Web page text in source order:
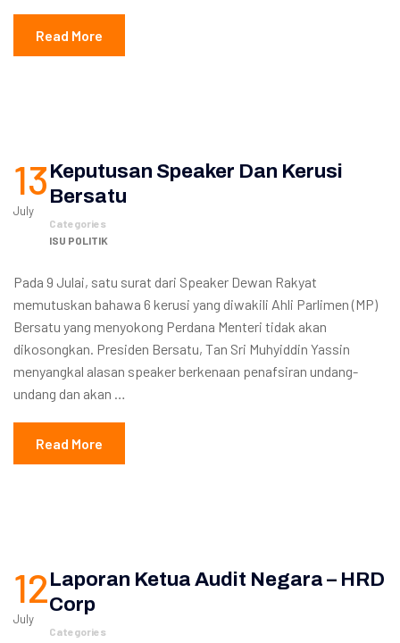
Read More
13
July
Keputusan Speaker Dan Kerusi
Bersatu
Categories
ISU POLITIK
Pada 9 Julai, satu surat dari Speaker Dewan Rakyat
memutuskan bahawa 6 kerusi yang diwakili Ahli Parlimen (MP)
Bersatu yang menyokong Perdana Menteri tidak akan
dikosongkan. Presiden Bersatu, Tan Sri Muhyiddin Yassin
menyangkal alasan speaker berkenaan penafsiran undang-
undang dan akan …
Read More
12
July
Laporan Ketua Audit Negara – HRD
Corp
Categories